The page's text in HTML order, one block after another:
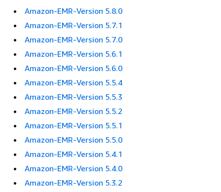
Amazon-EMR-Version 5.8.0
Amazon-EMR-Version 5.7.1
Amazon-EMR-Version 5.7.0
Amazon-EMR-Version 5.6.1
Amazon-EMR-Version 5.6.0
Amazon-EMR-Version 5.5.4
Amazon-EMR-Version 5.5.3
Amazon-EMR-Version 5.5.2
Amazon-EMR-Version 5.5.1
Amazon-EMR-Version 5.5.0
Amazon-EMR-Version 5.4.1
Amazon-EMR-Version 5.4.0
Amazon-EMR-Version 5.3.2